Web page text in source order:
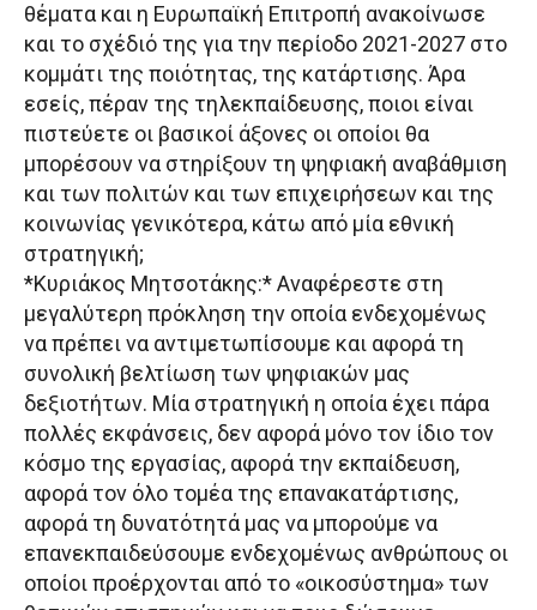
θέματα και η Ευρωπαϊκή Επιτροπή ανακοίνωσε
και το σχέδιό της για την περίοδο 2021-2027 στο
κομμάτι της ποιότητας, της κατάρτισης. Άρα
εσείς, πέραν της τηλεκπαίδευσης, ποιοι είναι
πιστεύετε οι βασικοί άξονες οι οποίοι θα
μπορέσουν να στηρίξουν τη ψηφιακή αναβάθμιση
και των πολιτών και των επιχειρήσεων και της
κοινωνίας γενικότερα, κάτω από μία εθνική
στρατηγική;
*Κυριάκος Μητσοτάκης:* Αναφέρεστε στη
μεγαλύτερη πρόκληση την οποία ενδεχομένως
να πρέπει να αντιμετωπίσουμε και αφορά τη
συνολική βελτίωση των ψηφιακών μας
δεξιοτήτων. Μία στρατηγική η οποία έχει πάρα
πολλές εκφάνσεις, δεν αφορά μόνο τον ίδιο τον
κόσμο της εργασίας, αφορά την εκπαίδευση,
αφορά τον όλο τομέα της επανακατάρτισης,
αφορά τη δυνατότητά μας να μπορούμε να
επανεκπαιδεύσουμε ενδεχομένως ανθρώπους οι
οποίοι προέρχονται από το «οικοσύστημα» των